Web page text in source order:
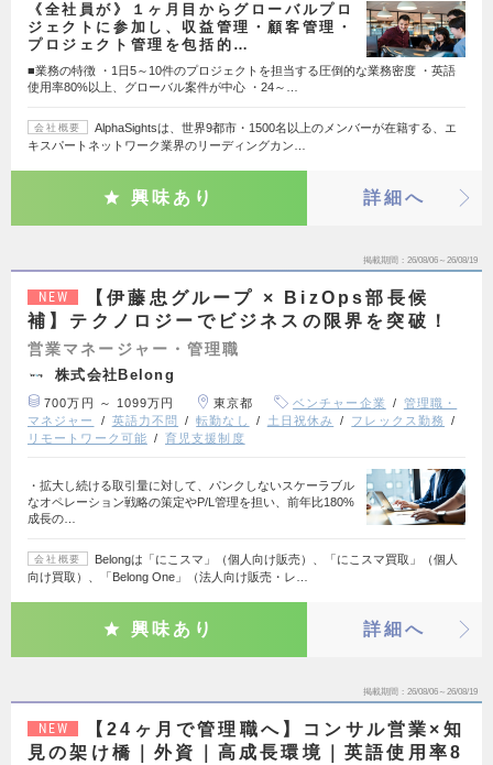
《全社員が》１ヶ月目からグローバルプロ
ジェクトに参加し、収益管理・顧客管理・
プロジェクト管理を包括的…
■業務の特徴 ・1日5～10件のプロジェクトを担当する圧倒的な業務密度 ・英語
使用率80%以上、グローバル案件が中心 ・24～…
会社概要
AlphaSightsは、世界9都市・1500名以上のメンバーが在籍する、エ
キスパートネットワーク業界のリーディングカン…
興味あり 詳細へ
掲載期間 26/08/06～26/08/19
NEW
【伊藤忠グループ × BizOps部長候
補】テクノロジーでビジネスの限界を突破！
営業マネージャー・管理職
株式会社Belong
700万円 ～ 1099万円 東京都 ベンチャー企業
管理職・
マネジャー
英語力不問 転勤なし 土日祝休み
フレックス勤務
リモートワーク可能
育児支援制度
・拡大し続ける取引量に対して、パンクしないスケーラブル
なオペレーション戦略の策定やP/L管理を担い、前年比180%
成長の…
会社概要
Belongは「にこスマ」（個人向け販売）、「にこスマ買取」（個人
向け買取）、「Belong One」（法人向け販売・レ…
興味あり 詳細へ
掲載期間 26/08/06～26/08/19
NEW
【24ヶ月で管理職へ】コンサル営業×知
見の架け橋｜外資｜高成長環境｜英語使用率8